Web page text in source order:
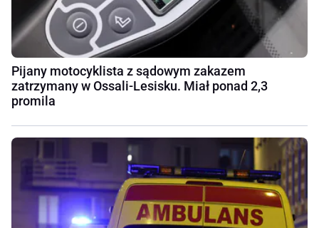
Pijany motocyklista z sądowym zakazem
zatrzymany w Ossali-Lesisku. Miał ponad 2,3
promila